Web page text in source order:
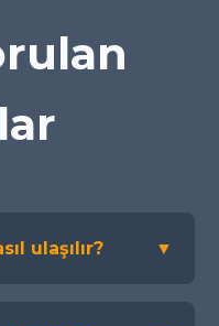
ulaşılır? ▼